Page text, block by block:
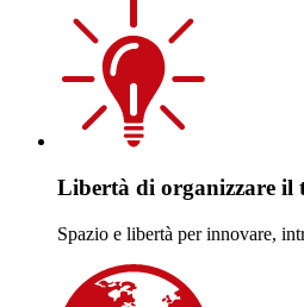
Libertà di organizzare il
Spazio e libertà per innovare,